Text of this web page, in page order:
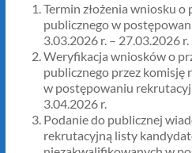
Termin złożenia wniosku
publicznego w
3.03.2026 r. – 27.03.2026 r.
Weryfikacja wniosków o
publicznego przez komisję
w postępowaniu
3.04.2026 r.
Podanie do publicznej
rekrutacyjną listy